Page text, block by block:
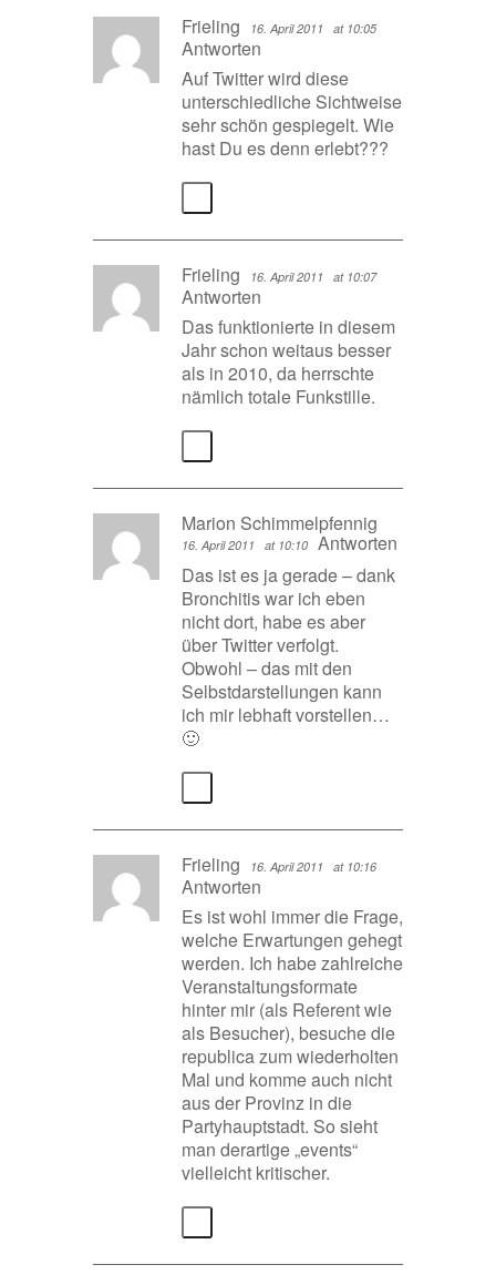
Frieling 16. April 2011 at 10:05
Antworten
Auf Twitter wird diese
unterschiedliche Sichtweise
sehr schön gespiegelt. Wie
hast Du es denn erlebt???
Frieling 16. April 2011 at 10:07
Antworten
Das funktionierte in diesem
Jahr schon weitaus besser
als in 2010, da herrschte
nämlich totale Funkstille.
Marion Schimmelpfennig
16. April 2011 at 10:10 Antworten
Das ist es ja gerade – dank
Bronchitis war ich eben
nicht dort, habe es aber
über Twitter verfolgt.
Obwohl – das mit den
Selbstdarstellungen kann
ich mir lebhaft vorstellen…
🙂
Frieling 16. April 2011 at 10:16
Antworten
Es ist wohl immer die Frage,
welche Erwartungen gehegt
werden. Ich habe zahlreiche
Veranstaltungsformate
hinter mir (als Referent wie
als Besucher), besuche die
republica zum wiederholten
Mal und komme auch nicht
aus der Provinz in die
Partyhauptstadt. So sieht
man derartige „events“
vielleicht kritischer.